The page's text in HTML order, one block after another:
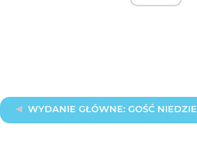
WYDANIE GŁÓWNE: GOŚĆ